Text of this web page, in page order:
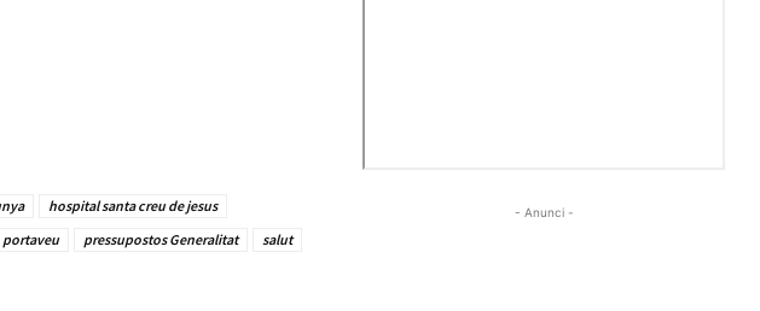
hospital santa creu de jesus
portaveu pressupostos Generalitat
salut
- Anunci -